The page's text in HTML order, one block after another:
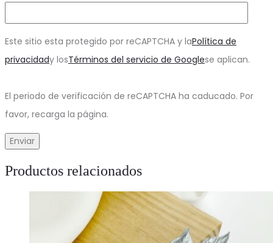
Este sitio esta protegido por reCAPTCHA y laPolítica de
privacidady losTérminos del servicio de Googlese aplican.
El periodo de verificación de reCAPTCHA ha caducado. Por
favor, recarga la página.
Productos relacionados